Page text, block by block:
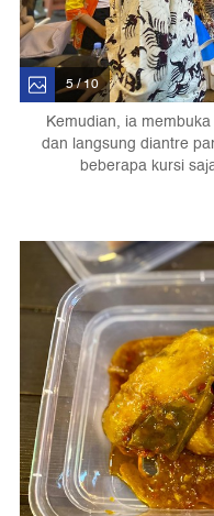
5 / 10
Kemudian, ia
dan langsung diantre
beberapa kursi